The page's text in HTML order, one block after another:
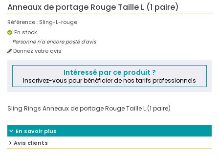
Anneaux de portage Rouge Taille L (1 paire)
Référence : Sling-L-rouge
En stock
Personne n'a encore posté d'avis
Donnez votre avis
Intéressé par ce produit ?
Inscrivez-vous pour bénéficier de nos tarifs professionnels
Sling Rings Anneaux de portage Rouge Taille L (1 paire)
En savoir plus
Avis clients